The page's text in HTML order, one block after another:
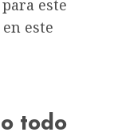
este
este
todo